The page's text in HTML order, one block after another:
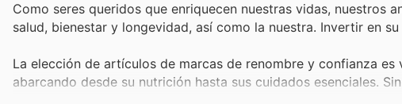
Como seres queridos que enriquecen nuestras vidas, nuestros
salud, bienestar y longevidad, así como la nuestra. Invertir en
La elección de artículos de marcas de renombre y confianza
abarcando desde su nutrición hasta sus cuidados esenciales.